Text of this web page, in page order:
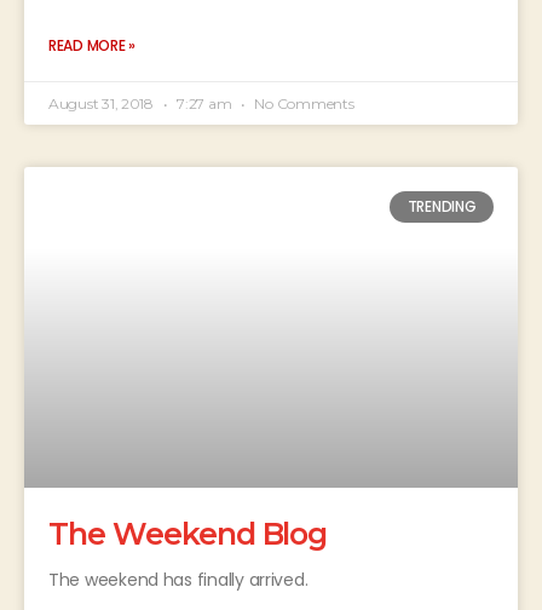
READ MORE »
August 31, 2018 7:27 am No Comments
TRENDING
The Weekend Blog
The weekend has finally arrived.